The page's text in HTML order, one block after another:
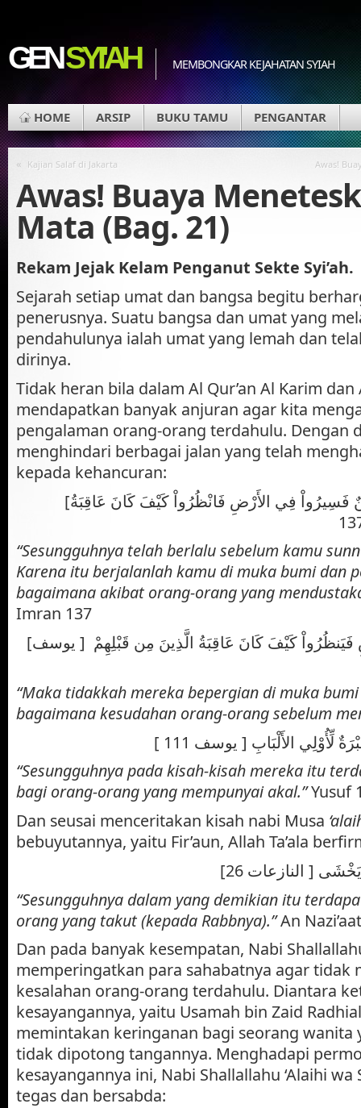
GENSYI'AH MEMBONGKAR KEJAHATAN SYIAH
HOME ARSIP BUKU TAMU PENGANTAR
« Kajian Salaf di Jakarta Awas!
Awas! Buaya
Mata (Bag. 21)
Rekam Jejak Kelam Penganut Sekte Syi’ah.
Sejarah setiap umat dan bangsa begitu
penerusnya. Suatu bangsa dan umat yang
pendahulunya ialah umat yang lemah dan
dirinya.
Tidak heran bila dalam Al Qur’an Al Karim
mendapatkan banyak anjuran agar kita
pengalaman orang-orang terdahulu. Dengan
menghindari berbagai jalan yang telah
kepada kehancuran:
[قَدْ خَلَتْ مِن قَبْلِكُمْ سُنَنٌ فَسِيرُواْ فِي الأَرْضِ فَانْظُرُواْ كَيْفَ كَانَ عَاقِبَةُ
“Sesungguhnya telah berlalu sebelum kamu
Karena itu berjalanlah kamu di muka bumi dan
bagaimana akibat orang-orang yang
Imran 137
[أَفَلَمْ يَسِيرُواْ فِي الأَرْضِ فَيَنظُرُواْ كَيْفَ كَانَ عَاقِبَةُ الَّذِينَ مِن قَبْلِهِمْ [ يوسف
“Maka tidakkah mereka bepergian di muka
bagaimana kesudahan orang-orang sebelum
الأَلْبَابِ [ يوسف 111
“Sesungguhnya pada kisah-kisah mereka itu
bagi orang-orang yang mempunyai akal.”Yusuf
Dan seusai menceritakan kisah nabi Musa
bebuyutannya, yaitu Fir’aun, Allah Ta’ala
[ النازعات 26
“Sesungguhnya dalam yang demikian itu
orang yang takut (kepada Rabbnya).”An
Dan pada banyak kesempatan, Nabi
memperingatkan para sahabatnya agar tidak
kesalahan orang-orang terdahulu. Diantara
kesayangannya, yaitu Usamah bin Zaid
memintakan keringanan bagi seorang wanita
tidak dipotong tangannya. Menghadapi
kesayangannya ini, Nabi Shallallahu ‘Alaihi wa
tegas dan bersabda: